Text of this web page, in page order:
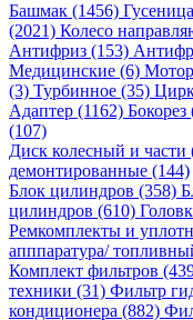
Башмак (1456)
(2021) Колесо
Антифриз (153)
Медицинские (6)
(3) Турбинное (35)
Адаптер (1162) Бокорез
(107)
Диск колесный и части
демонтированные (144)
Блок цилиндров (358)
цилиндров (610)
Ремкомплекты и
апппаратура/
Комплект фильтров
техники (31) Фильтр
кондиционера (882)